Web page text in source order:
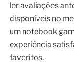
ler avaliações
disponíveis no
um notebook
experiência
favoritos.